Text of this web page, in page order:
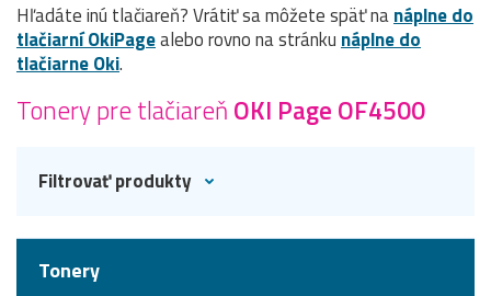
Hľadáte inú tlačiareň? Vrátiť sa môžete späť nanáplne do
tlačiarní OkiPagealebo rovno na stránkunáplne do
tlačiarne Oki.
Tonery pre tlačiareň OKI Page OF4500
Filtrovať produkty
Tonery